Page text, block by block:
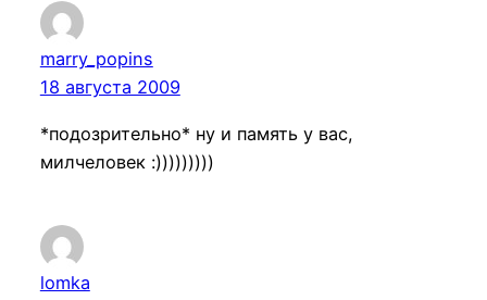
marry_popins
18 августа 2009
*подозрительно* ну и память у вас,
милчеловек :)))))))))
lomka